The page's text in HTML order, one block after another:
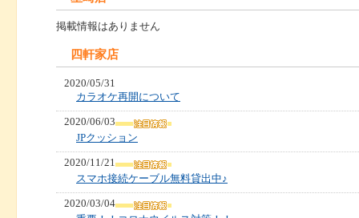
掲載情報はありません
四軒家店
2020/05/31
カラオケ再開について
2020/06/03
JPクッション
2020/11/21
スマホ接続ケーブル無料貸出中♪
2020/03/04